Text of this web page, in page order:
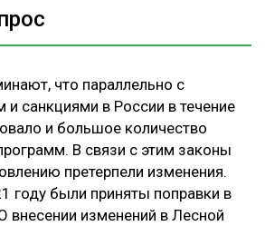
что параллельно с
и санкциями в России в течение
и большое количество
В связи с этим законы
претерпели изменения.
году были приняты поправки в
внесении изменений в Лесной